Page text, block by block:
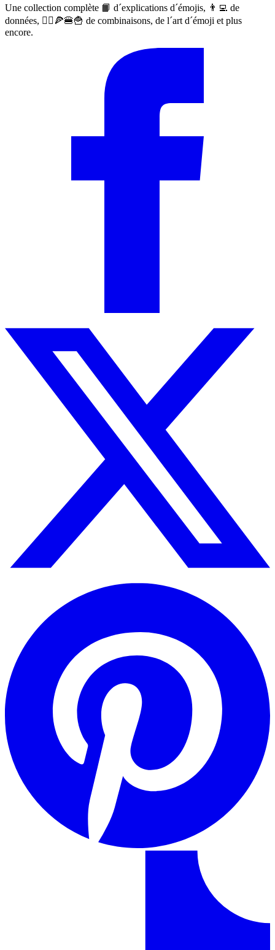
Une collection complète 📙 d´explications d´émojis, 👨‍💻 de
données, 🙅‍♀️🍕🍔🍟 de combinaisons, de l´art d´émoji et plus
encore.